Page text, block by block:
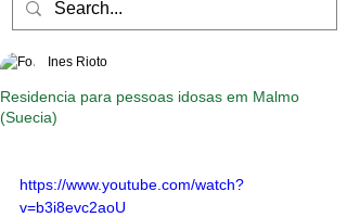
Residencia para pessoas idosas em Malmo
(Suecia)
Ines Rioto
https://www.youtube.com/watch?
v=b3i8evc2aoU